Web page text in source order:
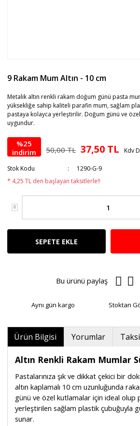
9 Rakam Mum Altın - 10 cm
Metalik altın renkli rakam doğum günü pasta
yüksekliğe sahip kaliteli parafin mum, sağlam
pastaya kolayca yerleştirilir. Doğum günü ve
uygundur.
%25
indirim
50,00 TL 37,50 TL Kdv
Stok Kodu
1290-G-9
* 4,25 TL den başlayan taksitlerle!!
SEPETE EKLE
Bu ürünü paylaş
Aynı gün kargo Stoktan
Ürün Bilgisi Yorumlar
Altın Renkli Rakam Mumlar
Pastalarınıza şık ve dikkat çekici bir
altın kaplamalı 10 cm uzunluğunda
günü ve özel kutlamalar için ideal olup
yerleştirilen sağlam plastik çubuğuyla
sunar.